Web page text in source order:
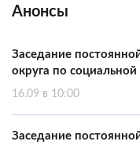
Анонсы
Заседание
округа по
16.09 в 10:00
Заседание